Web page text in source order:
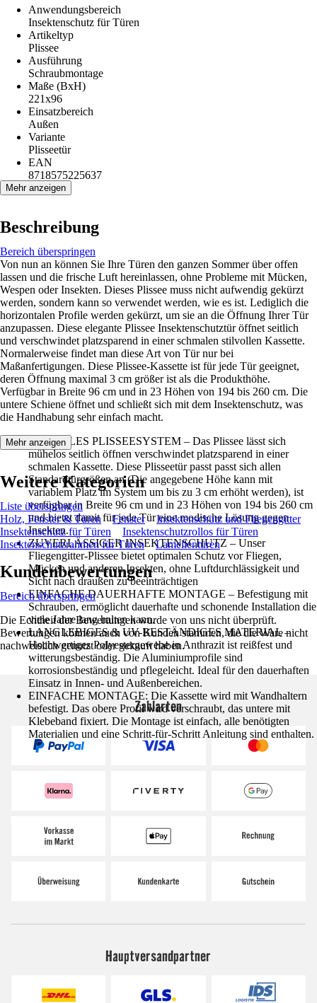
Anwendungsbereich
Insektenschutz für Türen
Artikeltyp
Plissee
Ausführung
Schraubmontage
Maße (BxH)
221x96
Einsatzbereich
Außen
Variante
Plisseetür
EAN
8718575225637
Mehr anzeigen
Beschreibung
Bereich überspringen
Von nun an können Sie Ihre Türen den ganzen Sommer über offen
lassen und die frische Luft hereinlassen, ohne Probleme mit Mücken,
Wespen oder Insekten. Dieses Plissee muss nicht aufwendig gekürzt
werden, sondern kann so verwendet werden, wie es ist. Lediglich die
horizontalen Profile werden gekürzt, um sie an die Öffnung Ihrer Tür
anzupassen. Diese elegante Plissee Insektenschutztür öffnet seitlich
und verschwindet platzsparend in einer schmalen stilvollen Kassette.
Normalerweise findet man diese Art von Tür nur bei
Maßanfertigungen. Diese Plissee-Kassette ist für jede Tür geeignet,
deren Öffnung maximal 3 cm größer ist als die Produkthöhe.
Verfügbar in Breite 96 cm und in 23 Höhen von 194 bis 260 cm. Die
untere Schiene öffnet und schließt sich mit dem Insektenschutz, was
die Handhabung sehr einfach macht.
FLEXIBLES PLISSEESYSTEM – Das Plissee lässt sich
mühelos seitlich öffnen verschwindet platzsparend in einer
schmalen Kassette. Diese Plisseetür passt passt sich allen
Standardtürgrößen an (Die angegebene Höhe kann mit
variablem Platz im System um bis zu 3 cm erhöht werden), ist
verfügbar in Breite 96 cm und in 23 Höhen von 194 bis 260 cm
und bietet damit für jede Tür eine modische Lösung gegen
Insekten.
ZUVERLÄSSIGER INSEKTENSCHUTZ – Unser
Fliegengitter-Plissee bietet optimalen Schutz vor Fliegen,
Mücken und anderen Insekten, ohne Luftdurchlässigkeit und
Sicht nach draußen zu beeinträchtigen
EINFACHE DAUERHAFTE MONTAGE – Befestigung mit
Schrauben, ermöglicht dauerhafte und schonende Installation die
viele Jahre lang halten kann.
LANGLEBIGES & UV-BESTÄNDIGES MATERIAL –
Hochwertiges Polyestergewebe in Anthrazit ist reißfest und
witterungsbeständig. Die Aluminiumprofile sind
korrosionsbeständig und pflegeleicht. Ideal für den dauerhaften
Einsatz in Innen- und Außenbereichen.
EINFACHE MONTAGE: Die Kassette wird mit Wandhaltern
befestigt. Das obere Profil wird verschraubt, das untere mit
Klebeband fixiert. Die Montage ist einfach, alle benötigten
Materialien und eine Schritt-für-Schritt Anleitung sind enthalten.
Mehr anzeigen
Weitere Kategorien
Liste überspringen
Holz, Fenster & Türen
Fenster
Insektenschutz und Fliegengitter
Insektenschutz für Türen
Insektenschutzrollos für Türen
Insektenschutzrahmen für Türen
Lamellentüren
Kundenbewertungen
Bereich überspringen
Die Echtheit der Bewertungen wurde von uns nicht überprüft.
Bewertungen können auch von Kunden stammen, die die Ware nicht
nachweislich genutzt oder gekauft haben.
Zahlarten
Hauptversandpartner